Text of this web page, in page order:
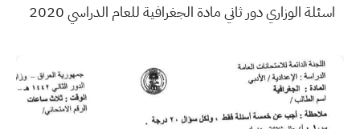
اسئلة الوزاري دور ثاني مادة الجغرافية للعام الدراسي 2020